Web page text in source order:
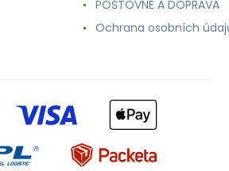
POŠTOVNÉ A DOPRAVA
Ochrana osobních